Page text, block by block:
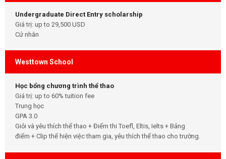
Undergraduate Direct Entry scholarship
Giá trị: up to 29,500 USD
Cử nhân
Westtown School
Học bổng chương trình thể thao
Giá trị: up to 60% tuition fee
Trung học
GPA 3.0
Giỏi và yêu thích thể thao + Điểm thi Toefl, Eltis, Ielts + Bảng
điểm + Clip thể hiện việc tham gia, yêu thích thể thao cho trường.